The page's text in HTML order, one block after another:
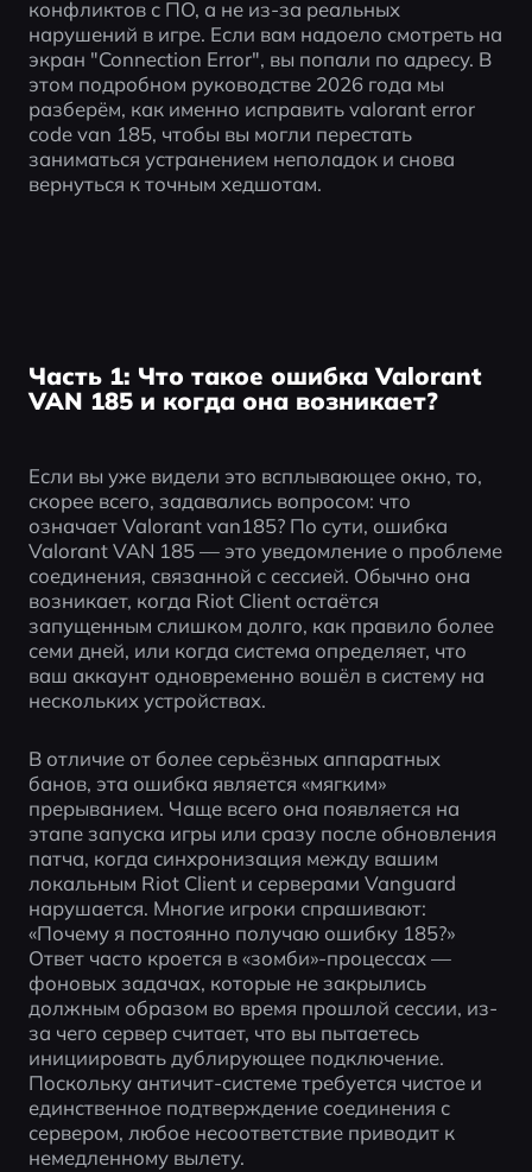
конфликтов с ПО, а не из-за реальных
нарушений в игре. Если вам надоело смотреть на
экран "Connection Error", вы попали по адресу. В
этом подробном руководстве 2026 года мы
разберём, как именно исправить valorant error
code van 185, чтобы вы могли перестать
заниматься устранением неполадок и снова
вернуться к точным хедшотам.
Часть 1: Что такое ошибка Valorant
VAN 185 и когда она возникает?
Если вы уже видели это всплывающее окно, то,
скорее всего, задавались вопросом: что
означает Valorant van185? По сути, ошибка
Valorant VAN 185 — это уведомление о проблеме
соединения, связанной с сессией. Обычно она
возникает, когда Riot Client остаётся
запущенным слишком долго, как правило более
семи дней, или когда система определяет, что
ваш аккаунт одновременно вошёл в систему на
нескольких устройствах.
В отличие от более серьёзных аппаратных
банов, эта ошибка является «мягким»
прерыванием. Чаще всего она появляется на
этапе запуска игры или сразу после обновления
патча, когда синхронизация между вашим
локальным Riot Client и серверами Vanguard
нарушается. Многие игроки спрашивают:
«Почему я постоянно получаю ошибку 185?»
Ответ часто кроется в «зомби»-процессах —
фоновых задачах, которые не закрылись
должным образом во время прошлой сессии, из-
за чего сервер считает, что вы пытаетесь
инициировать дублирующее подключение.
Поскольку античит-системе требуется чистое и
единственное подтверждение соединения с
сервером, любое несоответствие приводит к
немедленному вылету.